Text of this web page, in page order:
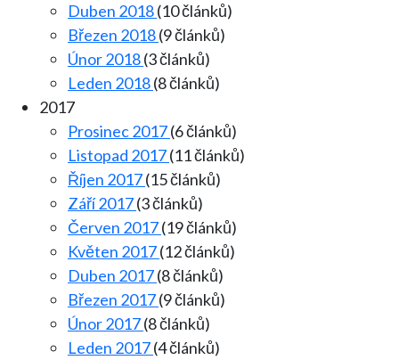
Duben 2018(10 článků)
Březen 2018(9 článků)
Únor 2018(3 článků)
Leden 2018(8 článků)
2017
Prosinec 2017(6 článků)
Listopad 2017(11 článků)
Říjen 2017(15 článků)
Září 2017(3 článků)
Červen 2017(19 článků)
Květen 2017(12 článků)
Duben 2017(8 článků)
Březen 2017(9 článků)
Únor 2017(8 článků)
Leden 2017(4 článků)